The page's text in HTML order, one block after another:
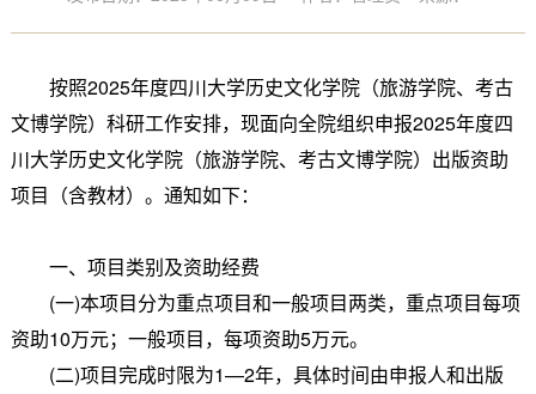
按照2025年度四川大学历史文化学院（旅游学院、考古
文博学院）科研工作安排，现面向全院组织申报2025年度四
川大学历史文化学院（旅游学院、考古文博学院）出版资助
项目（含教材）。通知如下：
一、项目类别及资助经费
(一)本项目分为重点项目和一般项目两类，重点项目每项
资助10万元；一般项目，每项资助5万元。
(二)项目完成时限为1—2年，具体时间由申报人和出版